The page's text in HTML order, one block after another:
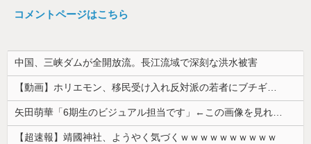
コメントページはこちら
中国、三峡ダムが全開放流。長江流域で深刻な洪水被害
【動画】ホリエモン、移民受け入れ反対派の若者にブチギレ→スタジオ誰も反論できず沈黙w
矢田萌華「6期生のビジュアル担当です」←この画像を見れば誰もが納得【画像あり】
【超速報】靖國神社、ようやく気づくｗｗｗｗｗｗｗｗｗｗ